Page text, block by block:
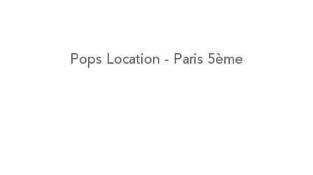
Pops Location - Paris 5ème